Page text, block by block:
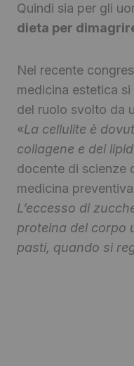
Quindi sia per gli
dieta per
Nel recente
medicina estetica
del ruolo svolto da
«La cellulite è
collagene e dei
docente di scienze
medicina
L’eccesso di
proteina del corpo
pasti, quando si